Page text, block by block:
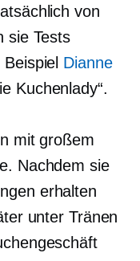
von
sie Tests
Dianne
Kuchenlady“.
mit großem
Nachdem sie
erhalten
unter Tränen